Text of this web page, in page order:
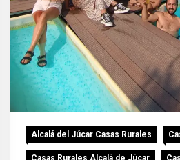
Alcalá del Júcar Casas Rurales